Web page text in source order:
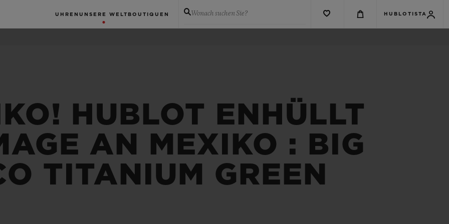
UHREN UNSERE WELT BOUTIQUEN Wonach suchen Sie? HUBLOTISTA
HUBLOT ENHÜLLT
AN MEXIKO : BIG
TITANIUM GREEN